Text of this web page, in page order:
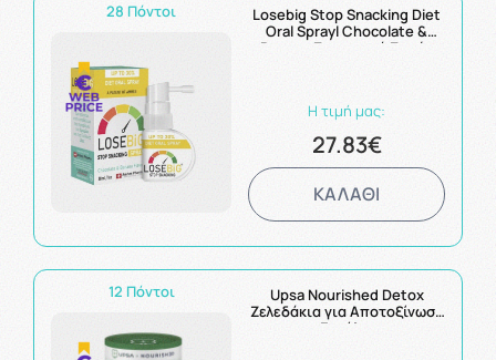
28 Πόντοι
Losebig Stop Snacking Diet
Oral Sprayl Chocolate &
Banana Στοματικό Σπρέυ
Η τιμή μας:
27.83€
ΚΑΛΑΘΙ
12 Πόντοι
Upsa Nourished Detox
Ζελεδάκια για Αποτοξίνωση
με Εκχύλισμα